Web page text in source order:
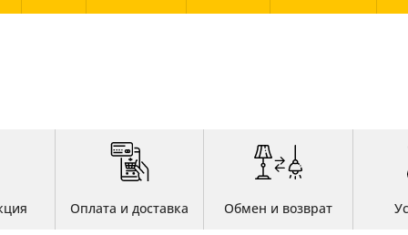
Белые
Оплата и доставка Обмен и возврат